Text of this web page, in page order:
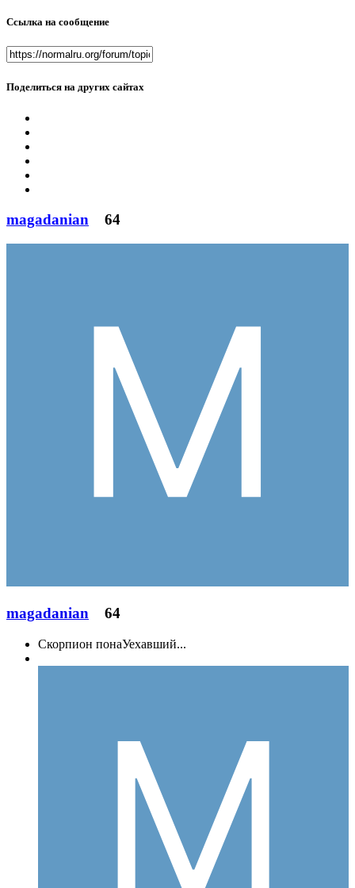
Ссылка на сообщение
Поделиться на других сайтах
magadanian 64
magadanian 64
Скорпион понаУехавший...